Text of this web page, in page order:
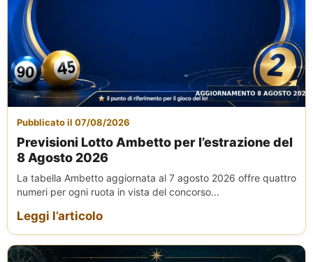
Pubblicato il 07/08/2026
Previsioni Lotto Ambetto per l’estrazione del
8 Agosto 2026
La tabella Ambetto aggiornata al 7 agosto 2026 offre quattro
numeri per ogni ruota in vista del concorso...
Leggi l’articolo